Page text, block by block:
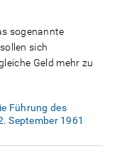
sogenannte
sich
Geld mehr zu
Führung des
September 1961